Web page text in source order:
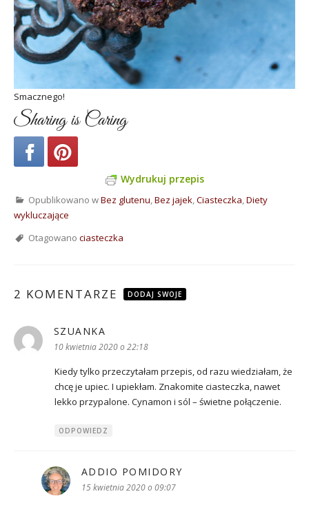
Smacznego!
Sharing is Caring
Wydrukuj przepis
Opublikowano wBez glutenu,Bez jajek,Ciasteczka,Diety
wykluczające
Otagowano ciasteczka
2 KOMENTARZE DODAJ SWOJE
SZUANKA
10 kwietnia 2020 o 22:18
Kiedy tylko przeczytałam przepis, od razu wiedziałam, że
chcę je upiec. I upiekłam. Znakomite ciasteczka, nawet
lekko przypalone. Cynamon i sól – świetne połączenie.
ODPOWIEDZ
ADDIO POMIDORY
15 kwietnia 2020 o 09:07